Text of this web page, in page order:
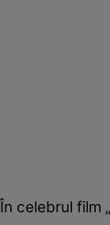
În celebrul film